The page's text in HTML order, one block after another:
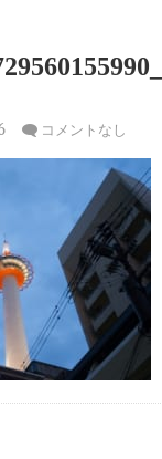
コメントなし